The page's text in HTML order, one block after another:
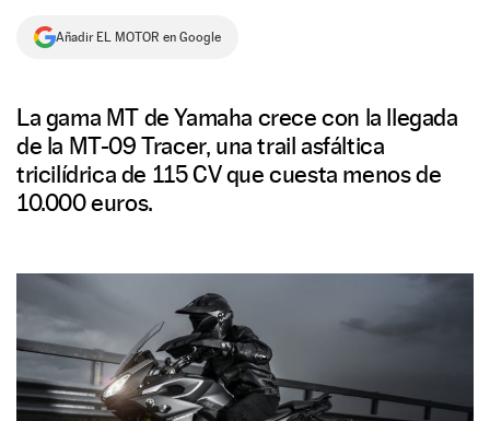
NEWSLETTER
Añadir EL MOTOR en Google
La gama MT de Yamaha crece con la llegada
de la MT-09 Tracer, una trail asfáltica
tricilídrica de 115 CV que cuesta menos de
10.000 euros.